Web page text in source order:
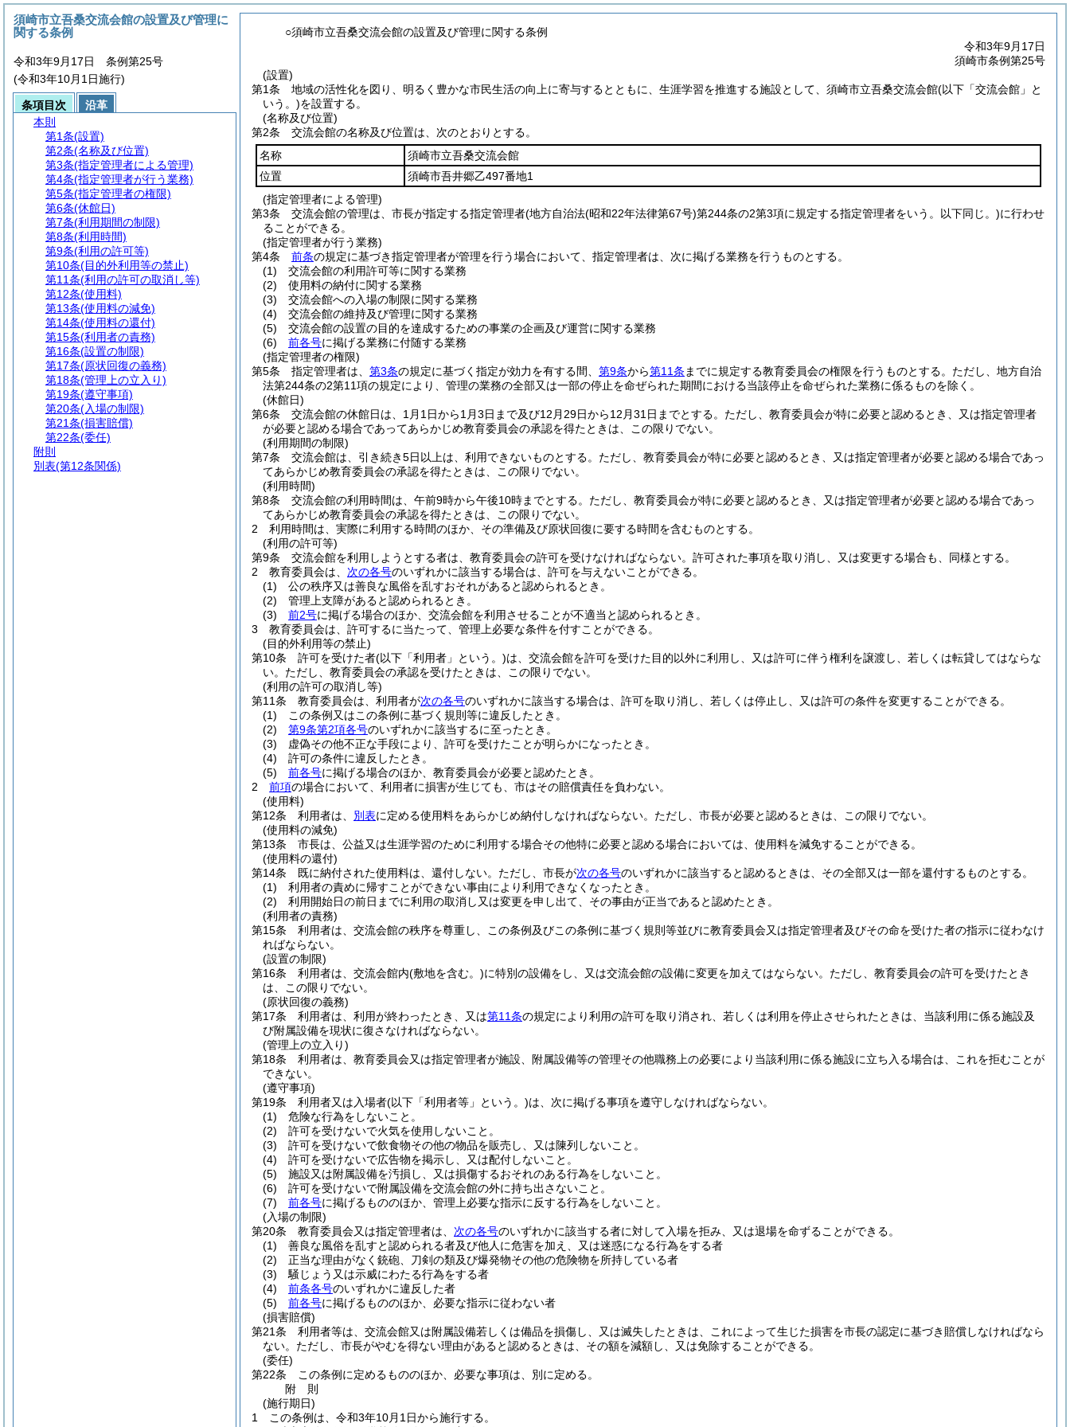
○須崎市立吾桑交流会館の設置及び管理に関する条例
令和3年9月17日
須崎市条例第25号
(設置)
第1条
地域の活性化を図り、明るく豊かな市民生活の向上に寄与するとともに、生涯学習を推進する施設として、須崎市立吾桑交流会館(以下「交流会館」と
いう。)を設置する。
(名称及び位置)
第2条
交流会館の名称及び位置は、次のとおりとする。
名称
須崎市立吾桑交流会館
位置
須崎市吾井郷乙497番地1
(指定管理者による管理)
第3条
交流会館の管理は、市長が指定する指定管理者(地方自治法(昭和22年法律第67号)第244条の2第3項に規定する指定管理者をいう。以下同じ。)に行わせ
ることができる。
(指定管理者が行う業務)
第4条
前条の規定に基づき指定管理者が管理を行う場合において、指定管理者は、次に掲げる業務を行うものとする。
(1)
交流会館の利用許可等に関する業務
(2)
使用料の納付に関する業務
(3)
交流会館への入場の制限に関する業務
(4)
交流会館の維持及び管理に関する業務
(5)
交流会館の設置の目的を達成するための事業の企画及び運営に関する業務
(6)
前各号に掲げる業務に付随する業務
(指定管理者の権限)
第5条
指定管理者は、 第3条の規定に基づく指定が効力を有する間、 第9条から第11条 までに規定する教育委員会の権限を行うものとする。 ただし、地方自治
法第244条の2第11項の規定により、管理の業務の全部又は一部の停止を命ぜられた期間における当該停止を命ぜられた業務に係るものを除く。
(休館日)
第6条
交流会館の休館日は、1月1日から1月3日まで及び12月29日から12月31日までとする。 ただし、教育委員会が特に必要と認めるとき、又は指定管理者
が必要と認める場合であってあらかじめ教育委員会の承認を得たときは、この限りでない。
(利用期間の制限)
第7条
交流会館は、引き続き5日以上は、利用できないものとする。 ただし、教育委員会が特に必要と認めるとき、又は指定管理者が必要と認める場合であっ
てあらかじめ教育委員会の承認を得たときは、この限りでない。
(利用時間)
第8条
交流会館の利用時間は、午前9時から午後10時までとする。 ただし、教育委員会が特に必要と認めるとき、又は指定管理者が必要と認める場合であっ
てあらかじめ教育委員会の承認を得たときは、この限りでない。
2
利用時間は、実際に利用する時間のほか、その準備及び原状回復に要する時間を含むものとする。
(利用の許可等)
第9条
交流会館を利用しようとする者は、教育委員会の許可を受けなければならない。 許可された事項を取り消し、又は変更する場合も、同様とする。
2
教育委員会は、 次の各号のいずれかに該当する場合は、許可を与えないことができる。
(1)
公の秩序又は善良な風俗を乱すおそれがあると認められるとき。
(2)
管理上支障があると認められるとき。
(3)
前2号に掲げる場合のほか、交流会館を利用させることが不適当と認められるとき。
3
教育委員会は、許可するに当たって、管理上必要な条件を付すことができる。
(目的外利用等の禁止)
第10条
許可を受けた者(以下「利用者」という。)は、交流会館を許可を受けた目的以外に利用し、又は許可に伴う権利を譲渡し、若しくは転貸してはならな
い。 ただし、教育委員会の承認を受けたときは、この限りでない。
(利用の許可の取消し等)
第11条
教育委員会は、利用者が次の各号のいずれかに該当する場合は、許可を取り消し、若しくは停止し、又は許可の条件を変更することができる。
(1)
この条例又はこの条例に基づく規則等に違反したとき。
(2)
第9条第2項各号のいずれかに該当するに至ったとき。
(3)
虚偽その他不正な手段により、許可を受けたことが明らかになったとき。
(4)
許可の条件に違反したとき。
(5)
前各号に掲げる場合のほか、教育委員会が必要と認めたとき。
2
前項の場合において、利用者に損害が生じても、市はその賠償責任を負わない。
(使用料)
第12条
利用者は、 別表に定める使用料をあらかじめ納付しなければならない。 ただし、市長が必要と認めるときは、この限りでない。
(使用料の減免)
第13条
市長は、公益又は生涯学習のために利用する場合その他特に必要と認める場合においては、使用料を減免することができる。
(使用料の還付)
第14条
既に納付された使用料は、還付しない。 ただし、市長が次の各号のいずれかに該当すると認めるときは、その全部又は一部を還付するものとする。
(1)
利用者の責めに帰すことができない事由により利用できなくなったとき。
(2)
利用開始日の前日までに利用の取消し又は変更を申し出て、その事由が正当であると認めたとき。
(利用者の責務)
第15条
利用者は、交流会館の秩序を尊重し、この条例及びこの条例に基づく規則等並びに教育委員会又は指定管理者及びその命を受けた者の指示に従わなけ
ればならない。
(設置の制限)
第16条
利用者は、交流会館内(敷地を含む。)に特別の設備をし、又は交流会館の設備に変更を加えてはならない。 ただし、教育委員会の許可を受けたとき
は、この限りでない。
(原状回復の義務)
第17条
利用者は、利用が終わったとき、又は第11条の規定により利用の許可を取り消され、若しくは利用を停止させられたときは、当該利用に係る施設及
び附属設備を現状に復さなければならない。
(管理上の立入り)
第18条
利用者は、教育委員会又は指定管理者が施設、附属設備等の管理その他職務上の必要により当該利用に係る施設に立ち入る場合は、これを拒むことが
できない。
(遵守事項)
第19条
利用者又は入場者(以下「利用者等」という。)は、次に掲げる事項を遵守しなければならない。
(1)
危険な行為をしないこと。
(2)
許可を受けないで火気を使用しないこと。
(3)
許可を受けないで飲食物その他の物品を販売し、又は陳列しないこと。
(4)
許可を受けないで広告物を掲示し、又は配付しないこと。
(5)
施設又は附属設備を汚損し、又は損傷するおそれのある行為をしないこと。
(6)
許可を受けないで附属設備を交流会館の外に持ち出さないこと。
(7)
前各号に掲げるもののほか、管理上必要な指示に反する行為をしないこと。
(入場の制限)
第20条
教育委員会又は指定管理者は、 次の各号のいずれかに該当する者に対して入場を拒み、又は退場を命ずることができる。
(1)
善良な風俗を乱すと認められる者及び他人に危害を加え、又は迷惑になる行為をする者
(2)
正当な理由がなく銃砲、刀剣の類及び爆発物その他の危険物を所持している者
(3)
騒じょう又は示威にわたる行為をする者
(4)
前条各号のいずれかに違反した者
(5)
前各号に掲げるもののほか、必要な指示に従わない者
(損害賠償)
第21条
利用者等は、交流会館又は附属設備若しくは備品を損傷し、又は滅失したときは、これによって生じた損害を市長の認定に基づき賠償しなければなら
ない。 ただし、市長がやむを得ない理由があると認めるときは、その額を減額し、又は免除することができる。
(委任)
第22条
この条例に定めるもののほか、必要な事項は、別に定める。
附 則
(施行期日)
1
この条例は、令和3年10月1日から施行する。
須崎市立吾桑交流会館の設置及び管理に
関する条例
令和3年9月17日 条例第25号
(令和3年10月1日施行)
条項目次
沿革
本則
第1条(設置)
第2条(名称及び位置)
第3条(指定管理者による管理)
第4条(指定管理者が行う業務)
第5条(指定管理者の権限)
第6条(休館日)
第7条(利用期間の制限)
第8条(利用時間)
第9条(利用の許可等)
第10条(目的外利用等の禁止)
第11条(利用の許可の取消し等)
第12条(使用料)
第13条(使用料の減免)
第14条(使用料の還付)
第15条(利用者の責務)
第16条(設置の制限)
第17条(原状回復の義務)
第18条(管理上の立入り)
第19条(遵守事項)
第20条(入場の制限)
第21条(損害賠償)
第22条(委任)
附則
別表(第12条関係)